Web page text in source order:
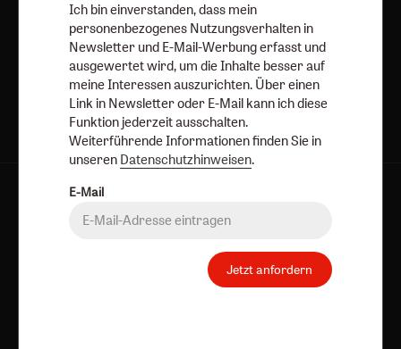
Jetzt anmelden
AGB und Widerrufsbelehrung
Barrierefreiheit
Impressum
Abo online kündigen
Ich bin einverstanden, dass mein
personenbezogenes Nutzungsverhalten in
Newsletter und E-Mail-Werbung erfasst und
ausgewertet wird, um die Inhalte besser auf
meine Interessen auszurichten. Über einen
Link in Newsletter oder E-Mail kann ich diese
Funktion jederzeit ausschalten.
Weiterführende Informationen finden Sie in
unseren Datenschutzhinweisen.
E-Mail
Jetzt anfordern